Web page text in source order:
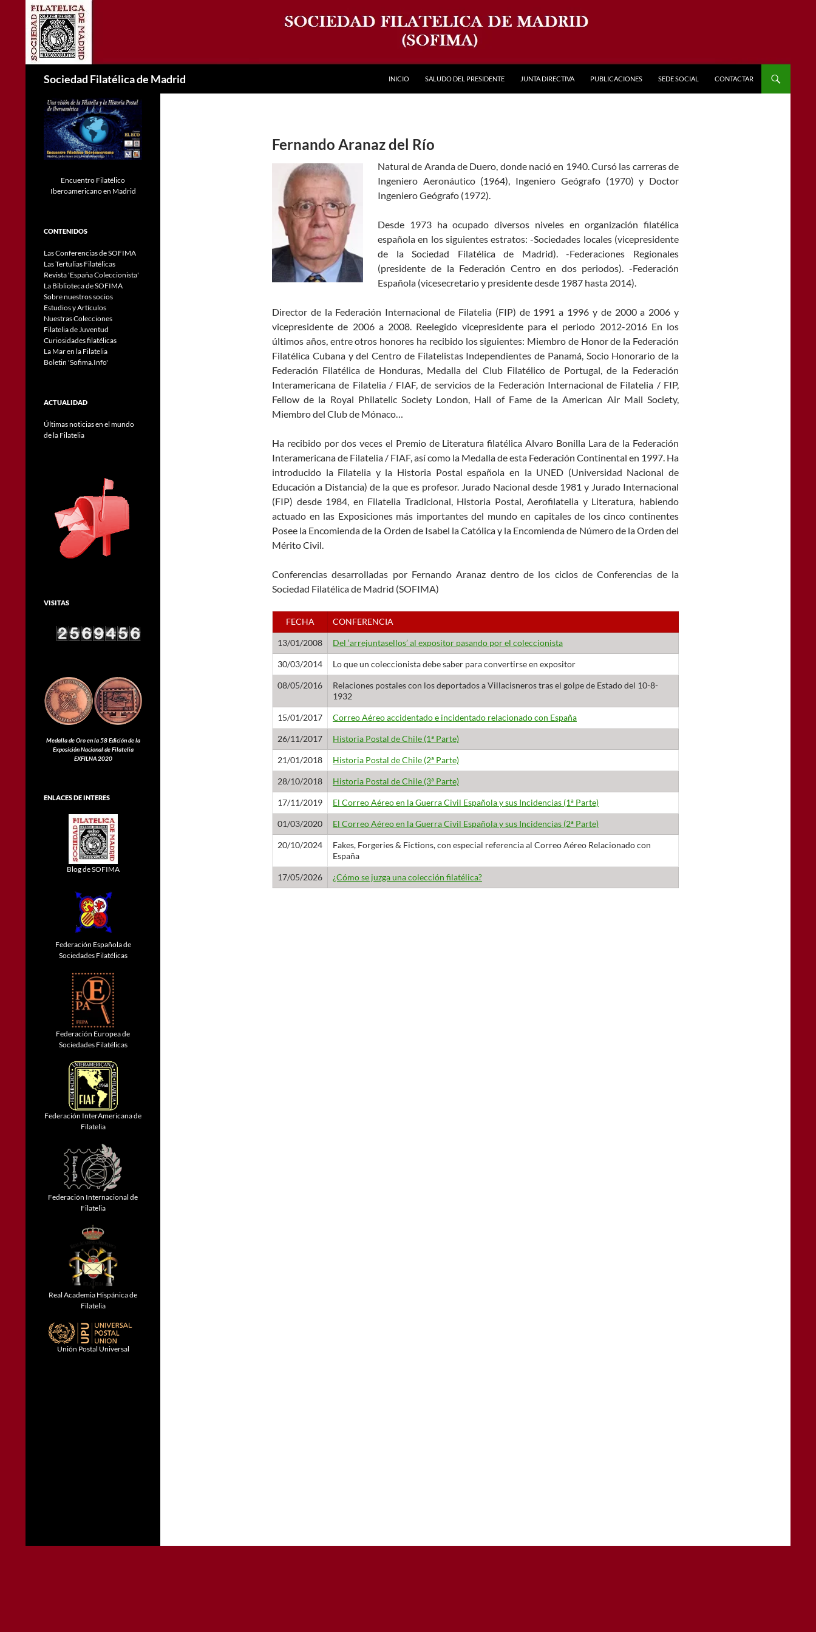
contenido
Sociedad Filatélica de Madrid INICIO SALUDO DEL PRESIDENTE JUNTA DIRECTIVA PUBLICACIONES SEDE SOCIAL CONTACTAR
Fernando Aranaz del Río
Natural de Aranda de Duero, donde nació en 1940. Cursó las carreras de
Ingeniero Aeronáutico (1964), Ingeniero Geógrafo (1970) y Doctor
Ingeniero Geógrafo (1972).
Desde 1973 ha ocupado diversos niveles en organización filatélica
española en los siguientes estratos: -Sociedades locales (vicepresidente
de la Sociedad Filatélica de Madrid). -Federaciones Regionales
(presidente de la Federación Centro en dos periodos). -Federación
Española (vicesecretario y presidente desde 1987 hasta 2014).
Director de la Federación Internacional de Filatelia (FIP) de 1991 a 1996 y de 2000 a 2006 y
vicepresidente de 2006 a 2008. Reelegido vicepresidente para el periodo 2012-2016 En los
últimos años, entre otros honores ha recibido los siguientes: Miembro de Honor de la Federación
Filatélica Cubana y del Centro de Filatelistas Independientes de Panamá, Socio Honorario de la
Federación Filatélica de Honduras, Medalla del Club Filatélico de Portugal, de la Federación
Interamericana de Filatelia / FIAF, de servicios de la Federación Internacional de Filatelia / FIP,
Fellow de la Royal Philatelic Society London, Hall of Fame de la American Air Mail Society,
Miembro del Club de Mónaco…
Ha recibido por dos veces el Premio de Literatura filatélica Alvaro Bonilla Lara de la Federación
Interamericana de Filatelia / FIAF, así como la Medalla de esta Federación Continental en 1997. Ha
introducido la Filatelia y la Historia Postal española en la UNED (Universidad Nacional de
Educación a Distancia) de la que es profesor. Jurado Nacional desde 1981 y Jurado Internacional
(FIP) desde 1984, en Filatelia Tradicional, Historia Postal, Aerofilatelia y Literatura, habiendo
actuado en las Exposiciones más importantes del mundo en capitales de los cinco continentes
Posee la Encomienda de la Orden de Isabel la Católica y la Encomienda de Número de la Orden del
Mérito Civil.
Conferencias desarrolladas por Fernando Aranaz dentro de los ciclos de Conferencias de la
Sociedad Filatélica de Madrid (SOFIMA)
FECHA CONFERENCIA
13/01/2008 Del ‘arrejuntasellos’ al expositor pasando por el coleccionista
30/03/2014 Lo que un coleccionista debe saber para convertirse en expositor
08/05/2016
Relaciones postales con los deportados a Villacisneros tras el golpe de Estado del 10-8-
1932
15/01/2017 Correo Aéreo accidentado e incidentado relacionado con España
26/11/2017 Historia Postal de Chile (1ª Parte)
21/01/2018 Historia Postal de Chile (2ª Parte)
28/10/2018 Historia Postal de Chile (3ª Parte)
17/11/2019 El Correo Aéreo en la Guerra Civil Española y sus Incidencias (1ª Parte)
01/03/2020 El Correo Aéreo en la Guerra Civil Española y sus Incidencias (2ª Parte)
20/10/2024
Fakes, Forgeries & Fictions, con especial referencia al Correo Aéreo Relacionado con
España
17/05/2026 ¿Cómo se juzga una colección filatélica?
Encuentro Filatélico
Iberoamericano en Madrid
CONTENIDOS
Las Conferencias de SOFIMA
Las Tertulias Filatélicas
Revista 'España Coleccionista'
La Biblioteca de SOFIMA
Sobre nuestros socios
Estudios y Artículos
Nuestras Colecciones
Filatelia de Juventud
Curiosidades filatélicas
La Mar en la Filatelia
Boletin 'Sofima.Info'
ACTUALIDAD
Últimas noticias en el mundo
de la Filatelia
VISITAS
Medalla de Oro en la 58 Edición de la
Exposición Nacional de Filatelia
EXFILNA 2020
ENLACES DE INTERES
Blog de SOFIMA
Federación Española de
Sociedades Filatélicas
Federación Europea de
Sociedades Filatélicas
Federación InterAmericana de
Filatelia
Federación Internacional de
Filatelia
Real Academia Hispánica de
Filatelia
Unión Postal Universal